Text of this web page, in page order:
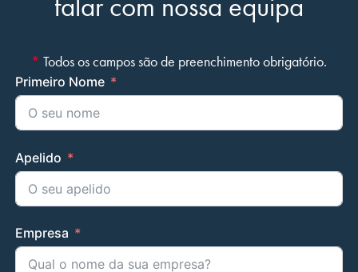
* Todos os campos são de preenchimento obrigatório.
Primeiro Nome
Apelido
Empresa